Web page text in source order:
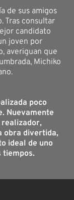
de sus amigos
Tras consultar
candidato
joven por
averiguan que
Michiko
poco
Nuevamente
obra divertida,
ideal de uno
tiempos.